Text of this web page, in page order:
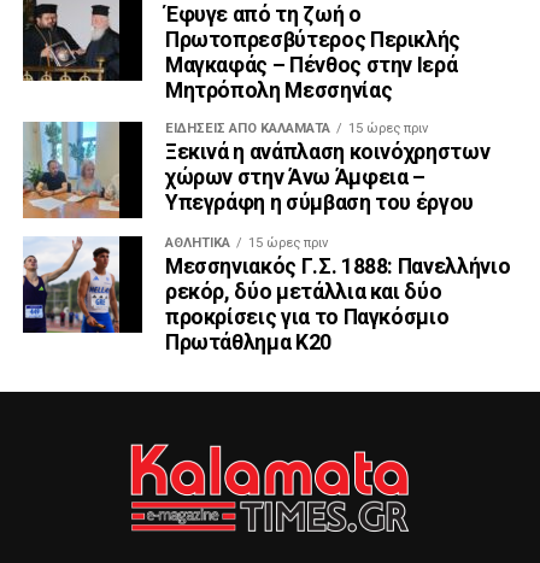
Έφυγε από τη ζωή ο
Πρωτοπρεσβύτερος Περικλής
Μαγκαφάς – Πένθος στην Ιερά
Μητρόπολη Μεσσηνίας
ΕΙΔΗΣΕΙΣ ΑΠΟ ΚΑΛΑΜΑΤΑ 15 ώρες πριν
Ξεκινά η ανάπλαση κοινόχρηστων
χώρων στην Άνω Άμφεια –
Υπεγράφη η σύμβαση του έργου
ΑΘΛΗΤΙΚΆ 15 ώρες πριν
Μεσσηνιακός Γ.Σ. 1888: Πανελλήνιο
ρεκόρ, δύο μετάλλια και δύο
προκρίσεις για το Παγκόσμιο
Πρωτάθλημα Κ20